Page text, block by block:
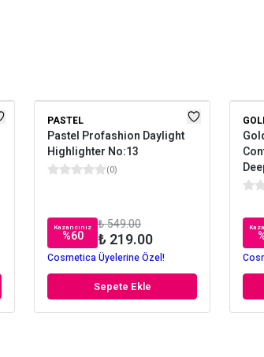
PASTEL
Pastel Profashion Daylight
Highlighter No:13
(0)
Kazancınız
%60
₺ 549.00
₺ 219.00
Cosmetica Üyelerine Özel!
Sepete Ekle